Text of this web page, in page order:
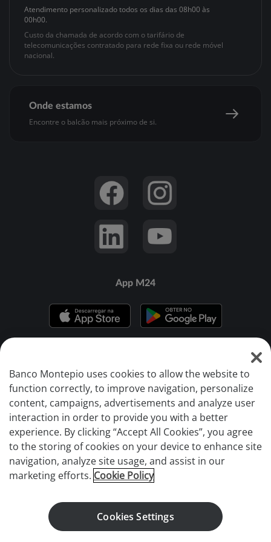
Banco BEM
Acessibilidade
APProva
APPré-pago
Segurança online
Atendimento personalizadotodos os dias das 08h00 às
00h00.
Custo da chamada de acordo com o tarifário de
telecomunicações contratado para rede fixa ou rede móvel
nacional.
Onde estamos
Encontre o balcão mais próximo de si.
App M24
BANCO MONTEPIO © 2026
Marca detida pela CAIXA ECONÓMICA MONTEPIO GERAL, CAIXA
ECONÓMICA BANCÁRIA, SA, registada no Banco de Portugal com o
n.º 36.
Fundo de Garantia de Depósitos
Informação ao Investidor
Canal de Ética
Canal de Denúncias de Assédio
Comunicação de Irregularidades
Banco Montepio uses cookies to allow the website to
function correctly, to improve navigation, personalize
content, campaigns, advertisements and analyze user
interaction in order to provide you with a better
experience. By clicking “Accept All Cookies”, you agree
to the storing of cookies on your device to enhance site
navigation, analyze site usage, and assist in our
marketing efforts. Cookie Policy
Cookies Settings